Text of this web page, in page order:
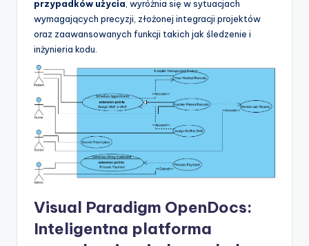
przypadków użycia , wyróżnia się w sytuacjach
wymagających precyzji, złożonej integracji projektów
oraz zaawansowanych funkcji takich jak śledzenie i
inżynieria kodu.
Visual Paradigm OpenDocs:
Inteligentna platforma